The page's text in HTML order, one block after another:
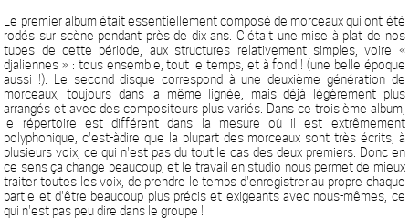
Le premier album était essentiellement composé de morceaux qui ont été
rodés sur scène pendant près de dix ans. C'était une mise à plat de nos
tubes de cette période, aux structures relativement simples, voire «
djaliennes » : tous ensemble, tout le temps, et à fond ! (une belle époque
aussi !). Le second disque correspond à une deuxième génération de
morceaux, toujours dans la même lignée, mais déjà légèrement plus
arrangés et avec des compositeurs plus variés. Dans ce troisième album,
le répertoire est différent dans la mesure où il est extrêmement
polyphonique, c'est-àdire que la plupart des morceaux sont très écrits, à
plusieurs voix, ce qui n'est pas du tout le cas des deux premiers. Donc en
ce sens ça change beaucoup, et le travail en studio nous permet de mieux
traiter toutes les voix, de prendre le temps d'enregistrer au propre chaque
partie et d'être beaucoup plus précis et exigeants avec nous-mêmes, ce
qui n'est pas peu dire dans le groupe !